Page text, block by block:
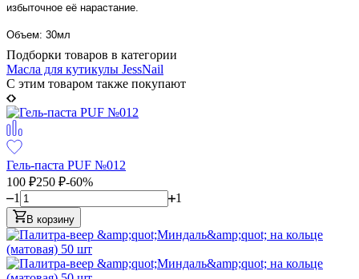
избыточное её нарастание.
Объем: 30мл
Подборки товаров в категории
Масла для кутикулы JessNail
C этим товаром также покупают
Гель-паста PUF №012
100 ₽250 ₽-60%
1
1
В корзину